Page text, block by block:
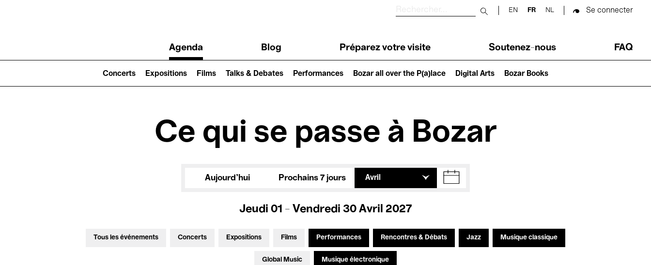
Submit search
EN FR NL Se connecter
navigationAgenda Blog Préparez votre visite Soutenez-nous FAQ
2)
Concerts Expositions Films Talks & Debates Performances Bozar all over the P(a)lace Digital Arts Bozar Books
Ce qui se passe à Bozar
Aujourd'hui Prochains 7 jours Avril
Jeudi 01 - Vendredi 30 Avril 2027
Tous les événements Concerts Expositions Films Performances Rencontres & Débats Jazz Musique classique
Global Music Musique électronique